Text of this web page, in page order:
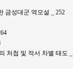
금성대군 역모설 _ 252
처첩 및 적서 차별 태도 _